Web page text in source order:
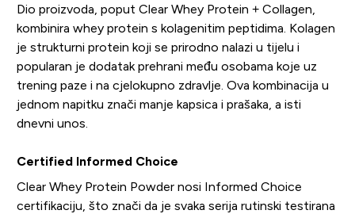
Dio proizvoda, poput Clear Whey Protein + Collagen,
kombinira whey protein s kolagenitim peptidima. Kolagen
je strukturni protein koji se prirodno nalazi u tijelu i
popularan je dodatak prehrani među osobama koje uz
trening paze i na cjelokupno zdravlje. Ova kombinacija u
jednom napitku znači manje kapsica i prašaka, a isti
dnevni unos.
Certified Informed Choice
Clear Whey Protein Powder nosi Informed Choice
certifikaciju, što znači da je svaka serija rutinski testirana